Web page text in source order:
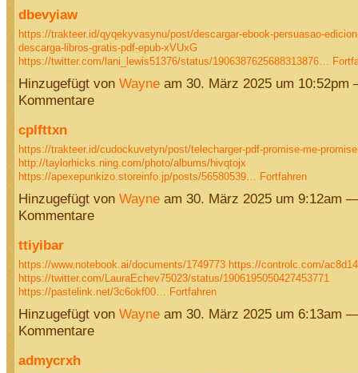
dbevyiaw
https://trakteer.id/qyqekyvasynu/post/descargar-ebook-persuasao-
descarga-libros-gratis-pdf-epub-xVUxG
https://twitter.com/lani_lewis51376/status/1906387625688313876…
Hinzugefügt von Wayneam 30. März 2025 um 10:52pm
Kommentare
cplfttxn
https://trakteer.id/cudockuvetyn/post/telecharger-pdf-promise-me-
http://taylorhicks.ning.com/photo/albums/hivqtojx
https://apexepunkizo.storeinfo.jp/posts/56580539… Fortfahren
Hinzugefügt von Wayneam 30. März 2025 um 9:12am
Kommentare
ttiyibar
https://www.notebook.ai/documents/1749773 https://controlc.com/
https://twitter.com/LauraEchev75023/status/1906195050427453771
https://pastelink.net/3c6okf00… Fortfahren
Hinzugefügt von Wayneam 30. März 2025 um 6:13am
Kommentare
admycrxh